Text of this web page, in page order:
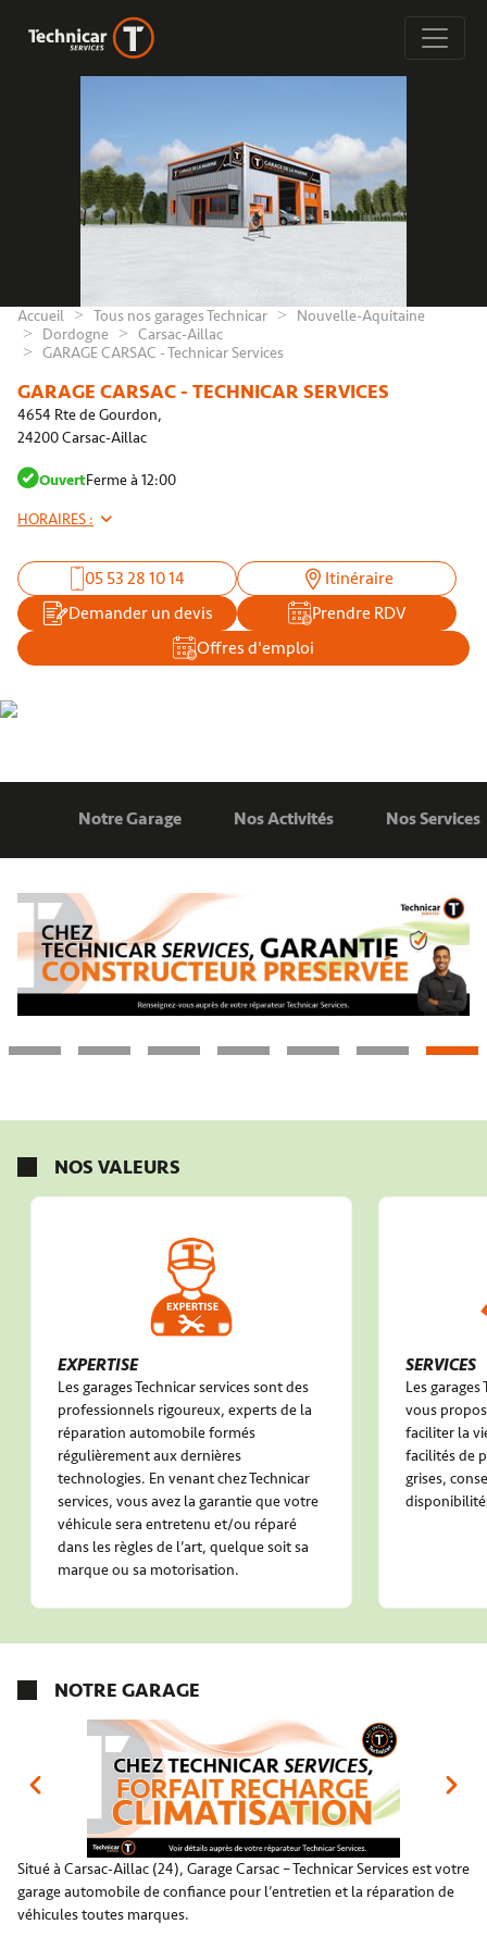
Accueil Tous nos garages Technicar
Nouvelle-Aquitaine
Dordogne
Carsac-Aillac
GARAGE CARSAC - Technicar Services
GARAGE CARSAC - TECHNICAR SERVICES
4654 Rte de Gourdon,
24200 Carsac-Aillac
OuvertFerme à 12:00
HORAIRES :
05 53 28 10 14
Itinéraire
Demander un devis
Prendre RDV
Offres d'emploi
Notre Garage Nos Activités Nos Services
NOS VALEURS
EXPERTISE
Les garages Technicar services sont des
professionnels rigoureux, experts de la
réparation automobile formés
régulièrement aux dernières
technologies. En venant chez Technicar
services, vous avez la garantie que votre
véhicule sera entretenu et/ou réparé
dans les règles de l’art, quelque soit sa
marque ou sa motorisation.
SERVICES
Les
vous
faciliter la
facilités de
grises,
NOTRE GARAGE
Situé à Carsac-Aillac (24), Garage Carsac – Technicar Services est votre
garage automobile de confiance pour l’entretien et la réparation de
véhicules toutes marques.